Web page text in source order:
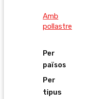
Amb
pollastre
Per
països
Per
tipus